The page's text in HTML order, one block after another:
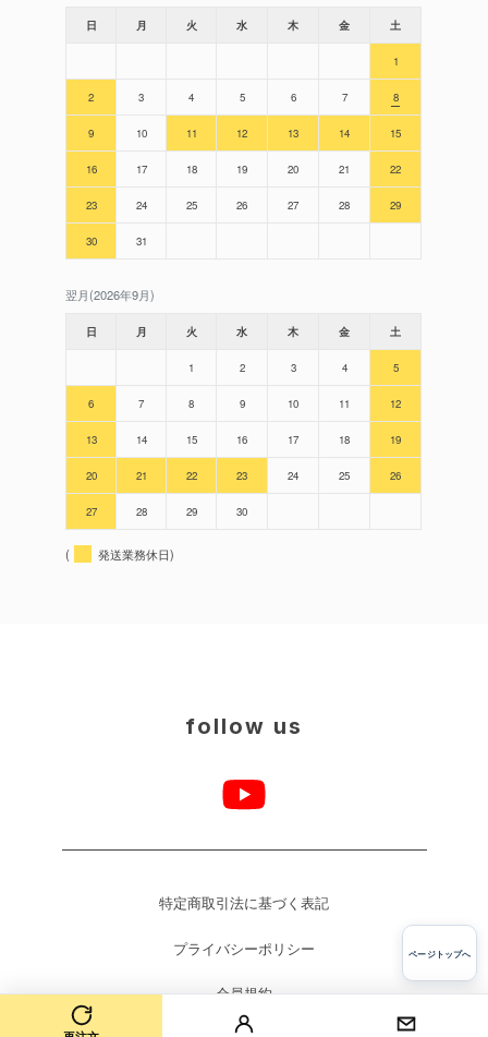
日 月 火 水 木 金 土
1
2 3 4 5 6 7 8
9 10 11 12 13 14 15
16 17 18 19 20 21 22
23 24 25 26 27 28 29
30 31
翌月(2026年9月)
日 月 火 水 木 金 土
1 2 3 4 5
6 7 8 9 10 11 12
13 14 15 16 17 18 19
20 21 22 23 24 25 26
27 28 29 30
( 発送業務休日)
follow us
特定商取引法に基づく表記
プライバシーポリシー
会員規約
ページトップへ